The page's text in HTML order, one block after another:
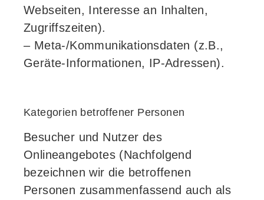
Webseiten, Interesse an Inhalten,
Zugriffszeiten).
– Meta-/Kommunikationsdaten (z.B.,
Geräte-Informationen, IP-Adressen).
Kategorien betroffener Personen
Besucher und Nutzer des
Onlineangebotes (Nachfolgend
bezeichnen wir die betroffenen
Personen zusammenfassend auch als